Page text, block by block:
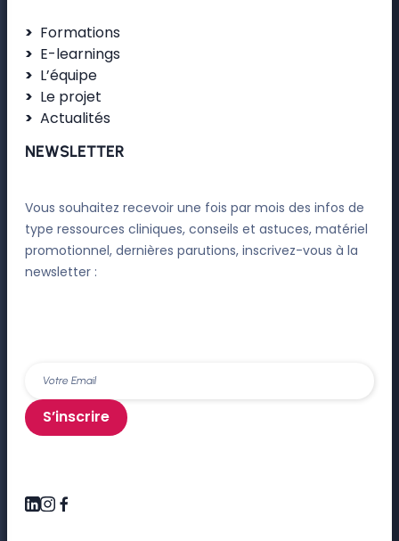
Formations
E-learnings
L’équipe
Le projet
Actualités
NEWSLETTER
Vous souhaitez recevoir une fois par mois des infos de
type ressources cliniques, conseils et astuces, matériel
promotionnel, dernières parutions, inscrivez-vous à la
newsletter :
S’inscrire